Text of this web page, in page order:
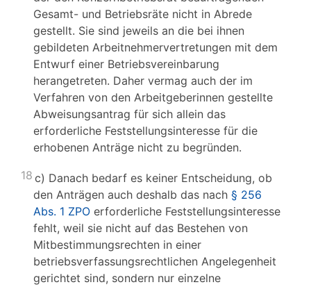
Gesamt- und Betriebsräte nicht in Abrede
gestellt. Sie sind jeweils an die bei ihnen
gebildeten Arbeitnehmervertretungen mit dem
Entwurf einer Betriebsvereinbarung
herangetreten. Daher vermag auch der im
Verfahren von den Arbeitgeberinnen gestellte
Abweisungsantrag für sich allein das
erforderliche Feststellungsinteresse für die
erhobenen Anträge nicht zu begründen.
18 c) Danach bedarf es keiner Entscheidung, ob
den Anträgen auch deshalb das nach § 256
Abs. 1 ZPO erforderliche Feststellungsinteresse
fehlt, weil sie nicht auf das Bestehen von
Mitbestimmungsrechten in einer
betriebsverfassungsrechtlichen Angelegenheit
gerichtet sind, sondern nur einzelne